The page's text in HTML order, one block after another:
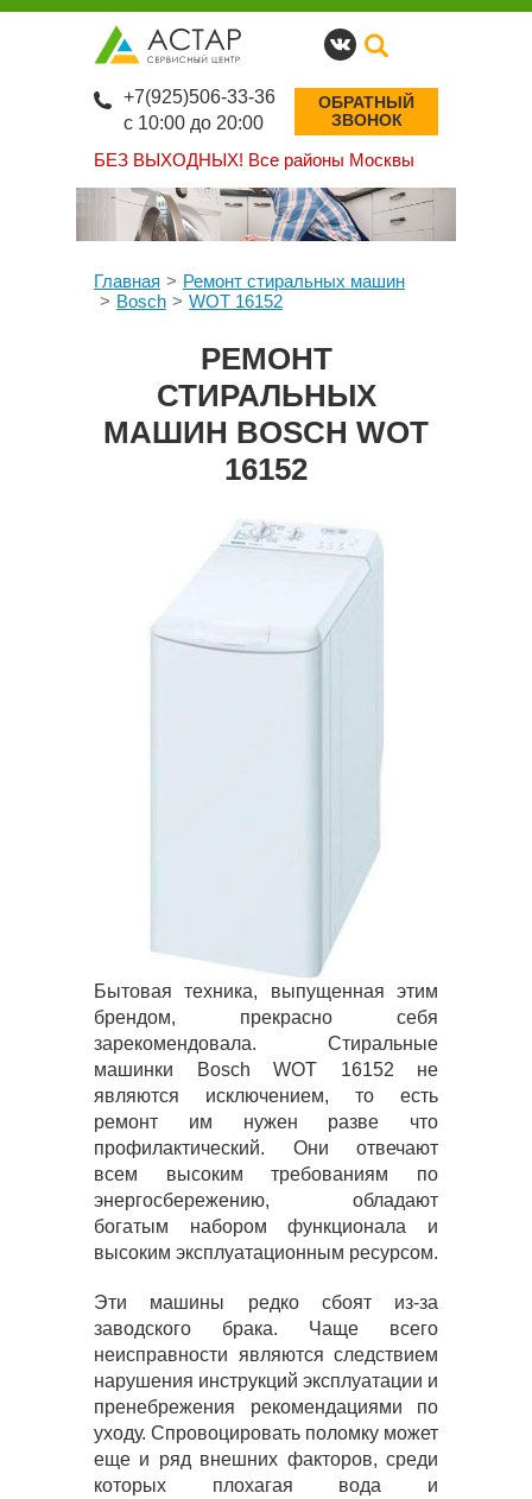
БЕЗ ВЫХОДНЫХ! Все районы Москвы
+7(925)506-33-36
с 10:00 до 20:00
ОБРАТНЫЙ
ЗВОНОК
Главная
Ремонт стиральных машин
Bosch
WOT 16152
РЕМОНТ
СТИРАЛЬНЫХ
МАШИН BOSCH WOT
16152
Бытовая техника, выпущенная этим
брендом, прекрасно себя
зарекомендовала. Стиральные
машинки Bosch WOT 16152 не
являются исключением, то есть
ремонт им нужен разве что
профилактический. Они отвечают
всем высоким требованиям по
энергосбережению, обладают
богатым набором функционала и
высоким эксплуатационным ресурсом.
Эти машины редко сбоят из-за
заводского брака. Чаще всего
неисправности являются следствием
нарушения инструкций эксплуатации и
пренебрежения рекомендациями по
уходу. Спровоцировать поломку может
еще и ряд внешних факторов, среди
которых плохагая вода и